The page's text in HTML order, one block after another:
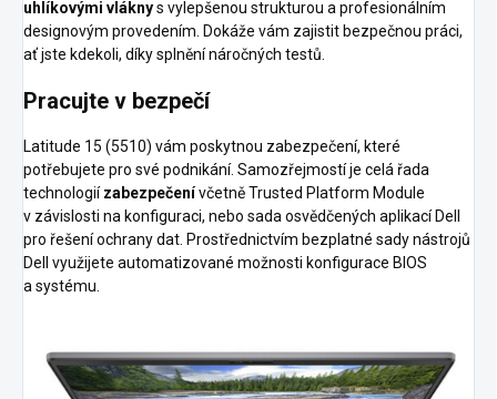
uhlíkovými vláknys vylepšenou strukturou a profesionálním
designovým provedením. Dokáže vám zajistit bezpečnou práci,
ať jste kdekoli, díky splnění náročných testů.
Pracujte v bezpečí
Latitude 15 (5510) vám poskytnou zabezpečení, které
potřebujete pro své podnikání. Samozřejmostí je celá řada
technologií zabezpečenívčetně Trusted Platform Module
v závislosti na konfiguraci, nebo sada osvědčených aplikací Dell
pro řešení ochrany dat. Prostřednictvím bezplatné sady nástrojů
Dell využijete automatizované možnosti konfigurace BIOS
a systému.